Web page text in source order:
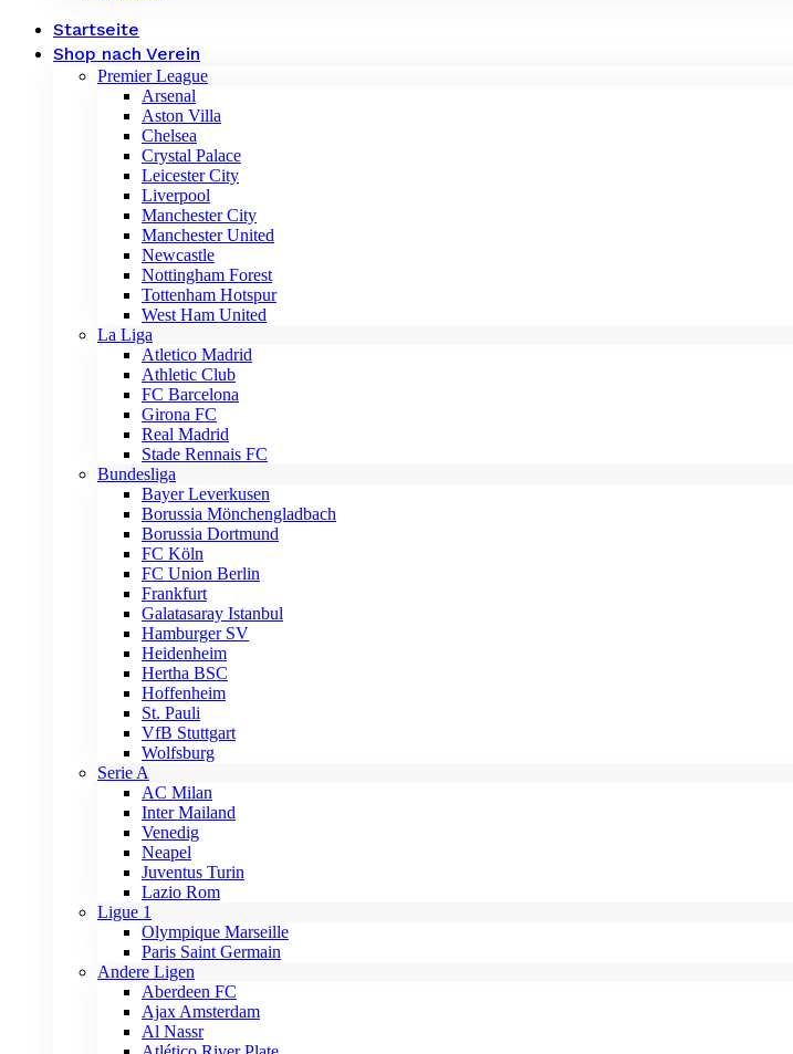
Startseite
Shop nach Verein
Premier League
Arsenal
Aston Villa
Chelsea
Crystal Palace
Leicester City
Liverpool
Manchester City
Manchester United
Newcastle
Nottingham Forest
Tottenham Hotspur
West Ham United
La Liga
Atletico Madrid
Athletic Club
FC Barcelona
Girona FC
Real Madrid
Stade Rennais FC
Bundesliga
Bayer Leverkusen
Borussia Mönchengladbach
Borussia Dortmund
FC Köln
FC Union Berlin
Frankfurt
Galatasaray Istanbul
Hamburger SV
Heidenheim
Hertha BSC
Hoffenheim
St. Pauli
VfB Stuttgart
Wolfsburg
Serie A
AC Milan
Inter Mailand
Venedig
Neapel
Juventus Turin
Lazio Rom
Ligue 1
Olympique Marseille
Paris Saint Germain
Andere Ligen
Aberdeen FC
Ajax Amsterdam
Al Nassr